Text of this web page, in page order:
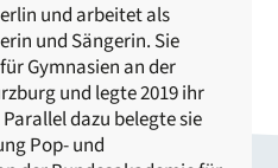
und arbeitet als
und Sängerin. Sie
Gymnasien an der
und legte 2019 ihr
dazu belegte sie
Pop- und